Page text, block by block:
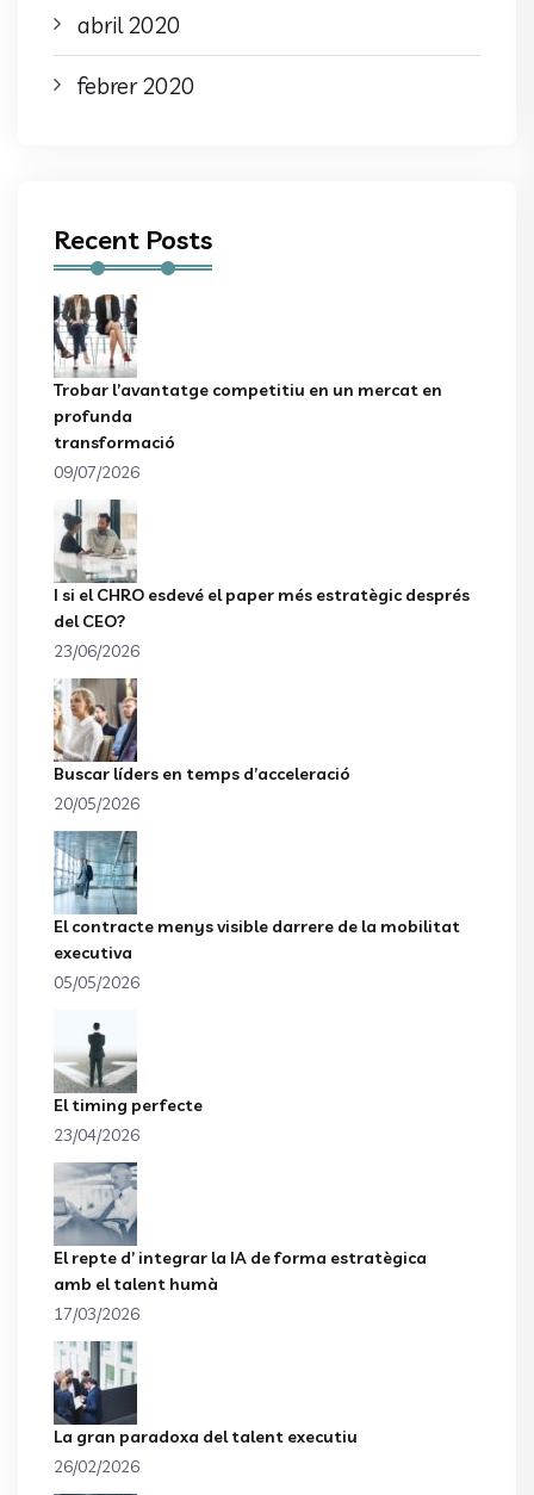
abril 2020
febrer 2020
Recent Posts
Trobar l’avantatge competitiu en un mercat en
profunda
transformació
09/07/2026
I si el CHRO esdevé el paper més estratègic després
del CEO?
23/06/2026
Buscar líders en temps d’acceleració
20/05/2026
El contracte menys visible darrere de la mobilitat
executiva
05/05/2026
El timing perfecte
23/04/2026
El repte d’ integrar la IA de forma estratègica
amb el talent humà
17/03/2026
La gran paradoxa del talent executiu
26/02/2026